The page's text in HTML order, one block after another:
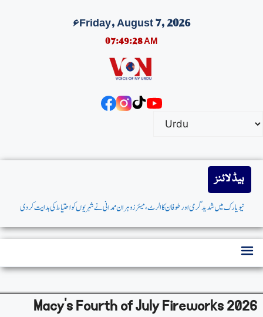
Friday, August 7, 2026ء
07:49:28 AM
ہیڈ لائنز
نیویارک میں شدیدگرمی اورطوفان کاالرٹ،میئر زوہران ممدانی نےشہریوں کواحتیاط کی ہدایت کردی
Macy’s Fourth of July Fireworks 2026